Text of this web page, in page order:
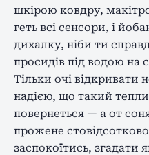
шкірою ковдру,
геть всі сенсори, і
дихалку, ніби ти
просидів під водою на
Тільки очі відкривати
надією, що такий
повернеться — а от
прожене
заспокоїтись, згадати